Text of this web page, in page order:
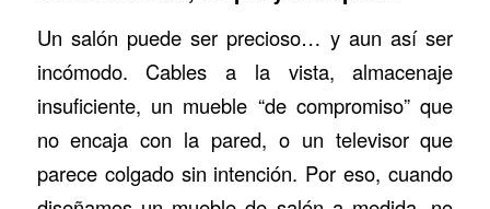
Un salón puede ser precioso… y aun así ser
incómodo. Cables a la vista, almacenaje
insuficiente, un mueble “de compromiso” que
no encaja con la pared, o un televisor que
parece colgado sin intención. Por eso, cuando